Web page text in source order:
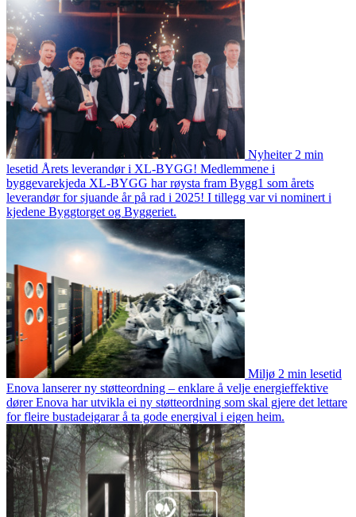
Nyheiter 2 min
lesetid Årets leverandør i XL-BYGG! Medlemmene i
byggevarekjeda XL-BYGG har røysta fram Bygg1 som årets
leverandør for sjuande år på rad i 2025! I tillegg var vi nominert i
kjedene Byggtorget og Byggeriet.
Miljø 2 min lesetid
Enova lanserer ny støtteordning – enklare å velje energieffektive
dørerEnova har utvikla ei ny støtteordning som skal gjere det lettare
for fleire bustadeigarar å ta gode energival i eigen heim.